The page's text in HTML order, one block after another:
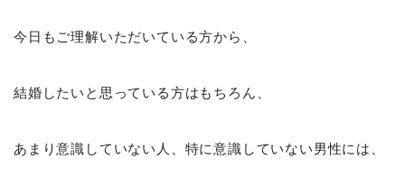
今日もご理解いただいている方から、
結婚したいと思っている方はもちろん、
あまり意識していない人、特に意識していない男性には、